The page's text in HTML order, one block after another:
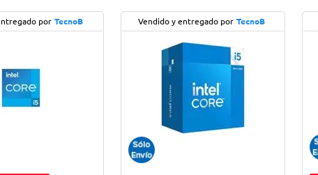
por TecnoB Vendido y entregado por TecnoB